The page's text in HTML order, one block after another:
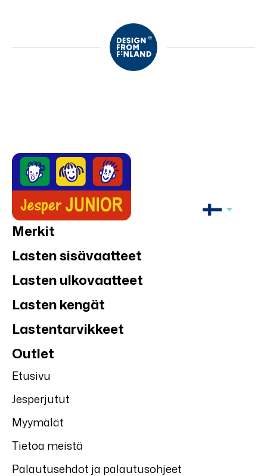
Merkit
Lasten sisävaatteet
Lasten ulkovaatteet
Lasten kengät
Lastentarvikkeet
Outlet
Etusivu
Jesperjutut
Myymälät
Tietoa meistä
Palautusehdot ja palautusohjeet